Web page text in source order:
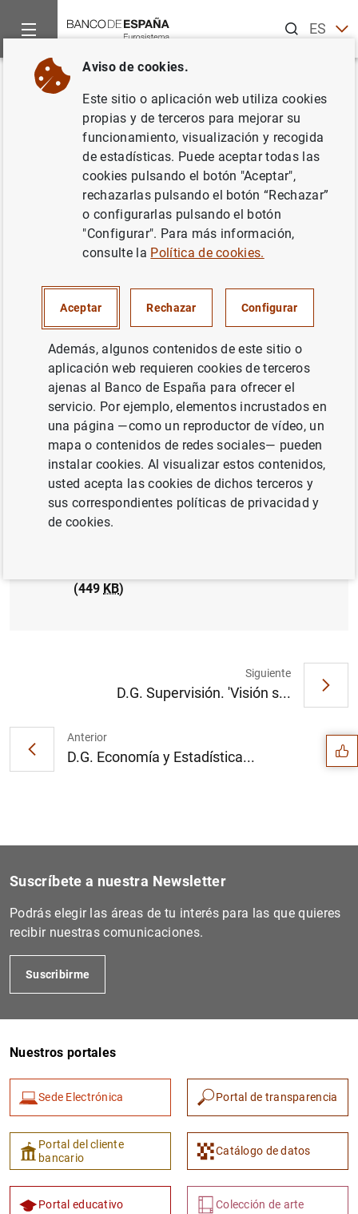
ESEN
Inicio Noticias y eventos
Volver
D.G. Economía y Estadística.
Universidad Nebrija. La Unión
Europea y España frente a los
nuevos desafíos globales
COMERCIO INTERNACIONAL ECONOMÍA INTERNACIONAL
ENERGÍA
La Unión Europea y España frente a los
nuevos desafíos globales (texto) (206KB)
(449 KB)
Anterior
D.G. Economía y Estadística...
Siguiente
D.G. Supervisión. 'Visión s... Sugerencias
Suscríbete a nuestra Newsletter
Podrás elegir las áreas de tu interés para las que quieres
recibir nuestras comunicaciones.
Suscribirme
Nuestros portales
Sede Electrónica Portal de transparencia
Portal del cliente
bancario
Catálogo de datos
Portal educativo Colección de arte
Aviso de cookies.
Este sitio o aplicación web utiliza cookies
propias y de terceros para mejorar su
funcionamiento, visualización y recogida
de estadísticas. Puede aceptar todas las
cookies pulsando el botón "Aceptar",
rechazarlas pulsando el botón “Rechazar”
o configurarlas pulsando el botón
"Configurar". Para más información,
consulte la Política de cookies.
Aceptar Rechazar Configurar
Además, algunos contenidos de este sitio o
aplicación web requieren cookies de terceros
ajenas al Banco de España para ofrecer el
servicio. Por ejemplo, elementos incrustados en
una página —como un reproductor de vídeo, un
mapa o contenidos de redes sociales— pueden
instalar cookies. Al visualizar estos contenidos,
usted acepta las cookies de dichos terceros y
sus correspondientes políticas de privacidad y
de cookies.